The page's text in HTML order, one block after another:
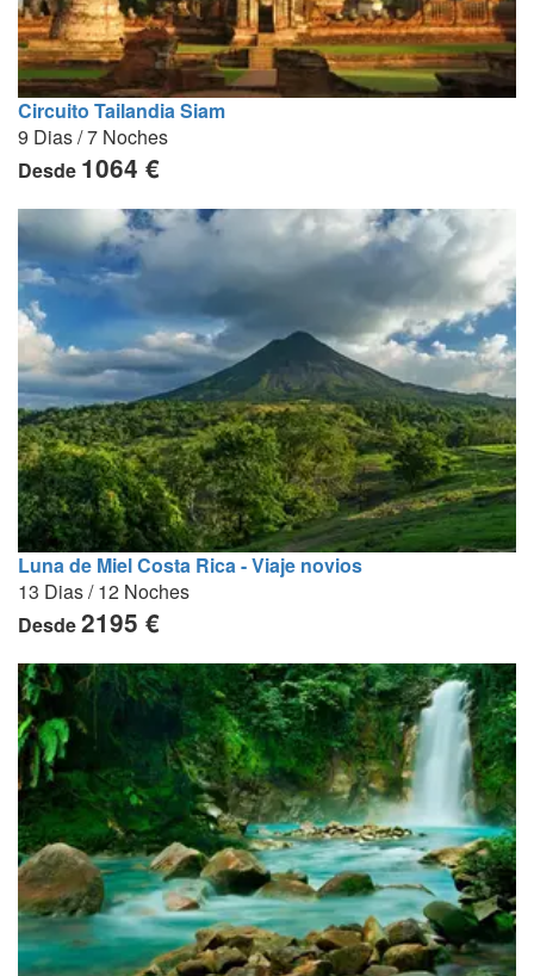
Circuito Tailandia Siam
9 Dias / 7 Noches
Desde 1064 €
Luna de Miel Costa Rica - Viaje novios
13 Dias / 12 Noches
Desde2195 €